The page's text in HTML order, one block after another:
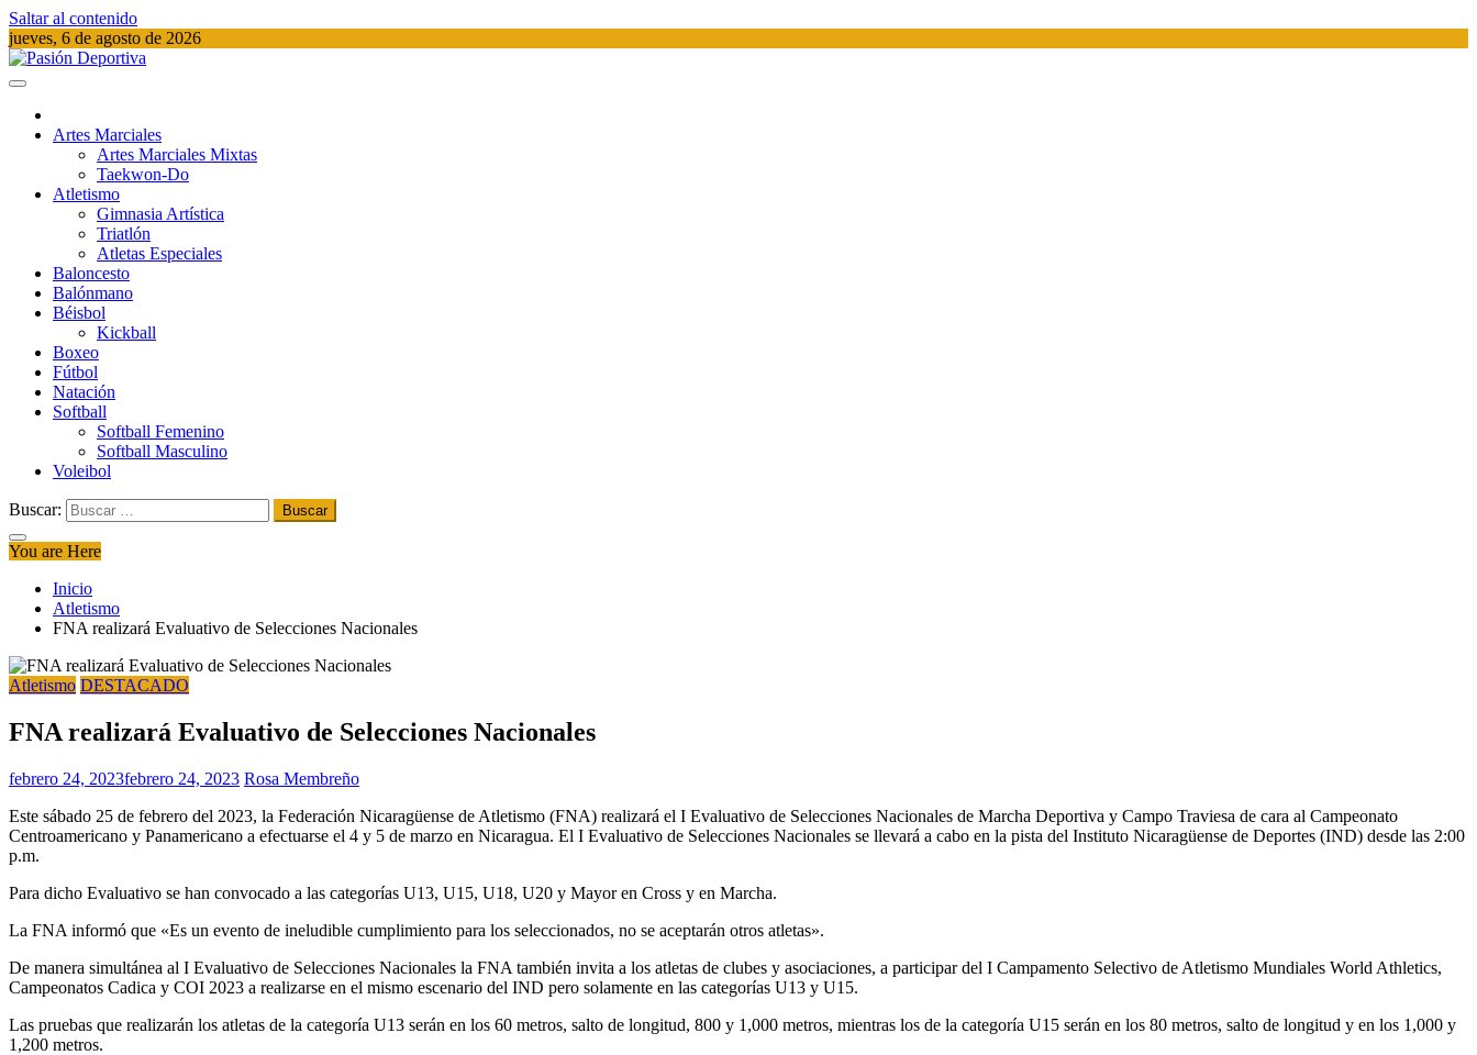
Saltar al contenido
jueves, 6 de agosto de 2026
Artes Marciales
Artes Marciales Mixtas
Taekwon-Do
Atletismo
Gimnasia Artística
Triatlón​
Atletas Especiales
Baloncesto
Balónmano
Béisbol
Kickball​
Boxeo
Fútbol
Natación​
Softball​
Softball​ Femenino
Softball​ Masculino
Voleibol​
Buscar:
You are Here
Inicio
Atletismo
FNA realizará Evaluativo de Selecciones Nacionales
Atletismo DESTACADO
FNA realizará Evaluativo de Selecciones Nacionales
febrero 24, 2023febrero 24, 2023 Rosa Membreño
Este sábado 25 de febrero del 2023, la Federación Nicaragüense de Atletismo (FNA) realizará el I Evaluativo de Selecciones Nacionales de Marcha Deportiva y Campo Traviesa de cara al Campeonato
Centroamericano y Panamericano a efectuarse el 4 y 5 de marzo en Nicaragua. El I Evaluativo de Selecciones Nacionales se llevará a cabo en la pista del Instituto Nicaragüense de Deportes (IND) desde las 2:00
p.m.
Para dicho Evaluativo se han convocado a las categorías U13, U15, U18, U20 y Mayor en Cross y en Marcha.
La FNA informó que «Es un evento de ineludible cumplimiento para los seleccionados, no se aceptarán otros atletas».
De manera simultánea al I Evaluativo de Selecciones Nacionales la FNA también invita a los atletas de clubes y asociaciones, a participar del I Campamento Selectivo de Atletismo Mundiales World Athletics,
Campeonatos Cadica y COI 2023 a realizarse en el mismo escenario del IND pero solamente en las categorías U13 y U15.
Las pruebas que realizarán los atletas de la categoría U13 serán en los 60 metros, salto de longitud, 800 y 1,000 metros, mientras los de la categoría U15 serán en los 80 metros, salto de longitud y en los 1,000 y
1,200 metros.